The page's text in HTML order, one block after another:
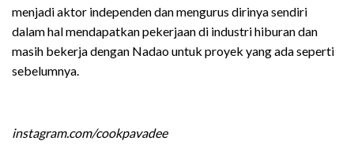
menjadi aktor independen dan mengurus dirinya sendiri
dalam hal mendapatkan pekerjaan di industri hiburan dan
masih bekerja dengan Nadao untuk proyek yang ada seperti
sebelumnya.
instagram.com/cookpavadee